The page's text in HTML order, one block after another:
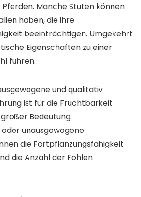
Manche Stuten können
haben, die ihre
beeinträchtigen. Umgekehrt
Eigenschaften zu einer
führen.
und qualitativ
ist für die Fruchtbarkeit
Bedeutung.
unausgewogene
die Fortpflanzungsfähigkeit
die Anzahl der Fohlen